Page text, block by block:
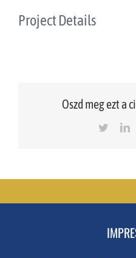
Project Details
Oszd meg ezt a
Twitter